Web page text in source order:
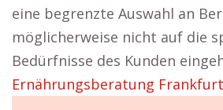
eine begrenzte Auswahl an
möglicherweise nicht auf die
Bedürfnisse des Kunden
Ernährungsberatung Frankfurt